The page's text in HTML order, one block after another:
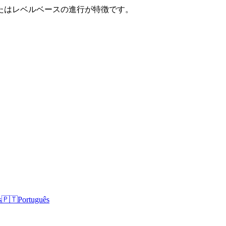
レベルベースの進行が特徴です。
🇵🇹Português